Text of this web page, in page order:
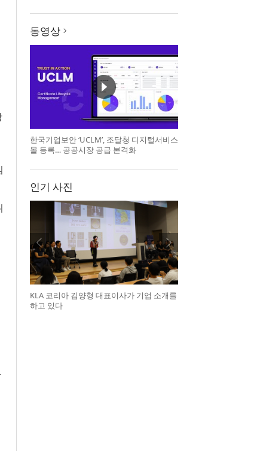
동영상
한국기업보안 ‘UCLM’, 조달청 디지털서비스
몰 등록… 공공시장 공급 본격화
인기 사진
KLA 코리아 김양형 대표이사가 기업 소개를
하고 있다